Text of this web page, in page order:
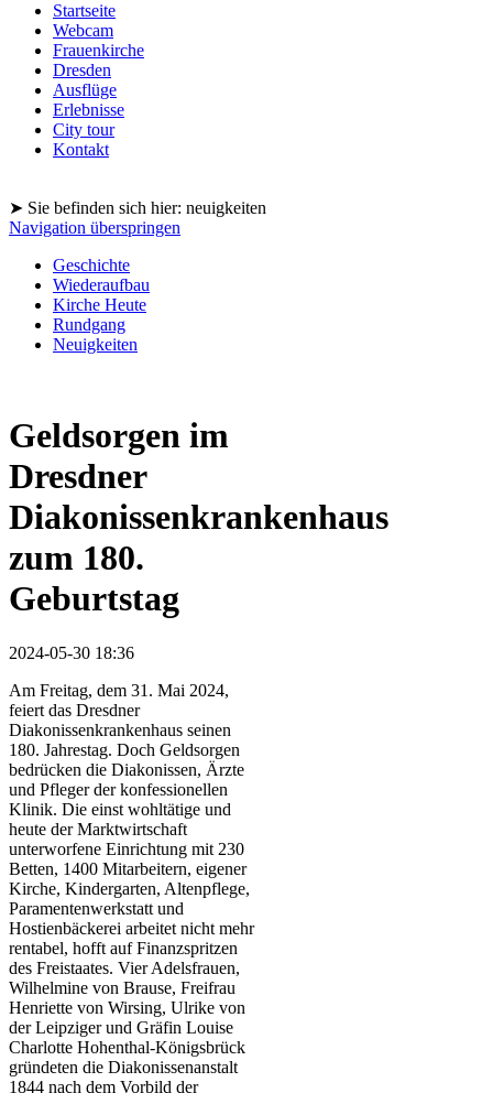
Startseite
Webcam
Frauenkirche
Dresden
Ausflüge
Erlebnisse
City tour
Kontakt
➤ Sie befinden sich hier: neuigkeiten
Navigation überspringen
Geschichte
Wiederaufbau
Kirche Heute
Rundgang
Neuigkeiten
Geldsorgen im
Dresdner
Diakonissenkrankenhaus
zum 180.
Geburtstag
2024-05-30 18:36
Am Freitag, dem 31. Mai 2024,
feiert das Dresdner
Diakonissenkrankenhaus seinen
180. Jahrestag. Doch Geldsorgen
bedrücken die Diakonissen, Ärzte
und Pfleger der konfessionellen
Klinik. Die einst wohltätige und
heute der Marktwirtschaft
unterworfene Einrichtung mit 230
Betten, 1400 Mitarbeitern, eigener
Kirche, Kindergarten, Altenpflege,
Paramentenwerkstatt und
Hostienbäckerei arbeitet nicht mehr
rentabel, hofft auf Finanzspritzen
des Freistaates. Vier Adelsfrauen,
Wilhelmine von Brause, Freifrau
Henriette von Wirsing, Ulrike von
der Leipziger und Gräfin Louise
Charlotte Hohenthal-Königsbrück
gründeten die Diakonissenanstalt
1844 nach dem Vorbild der